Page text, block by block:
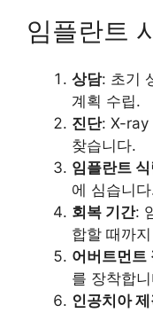
임플란트
상담: 초기
계획 수립.
진단: X-ray
찾습니다.
임플란트 식
에 심습니
회복 기간:
합할 때까
어버트먼트
를 장착합
인공치아